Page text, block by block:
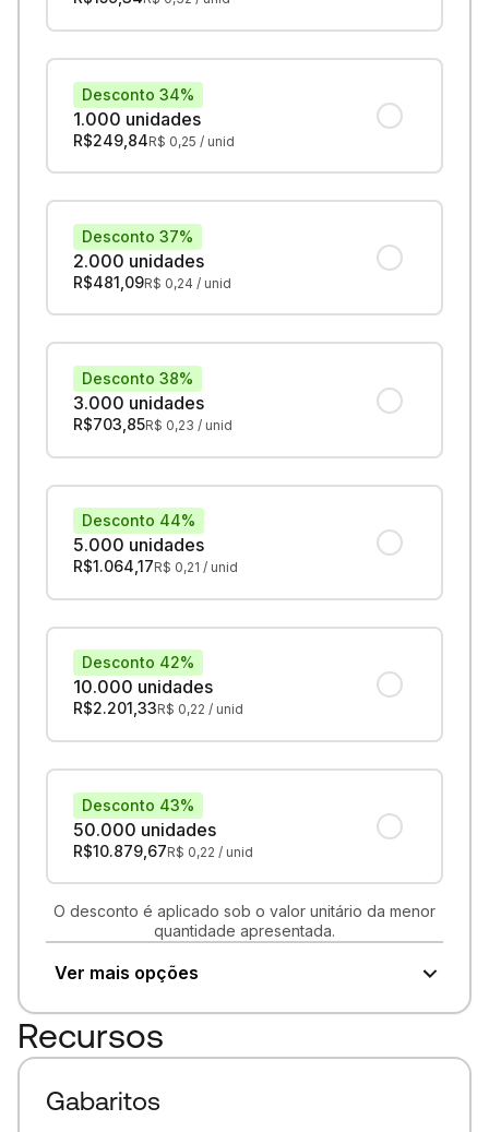
1.000 unidades
Desconto 34%
R$249,84R$ 0,25 / unid
2.000 unidades
Desconto 37%
R$481,09R$ 0,24 / unid
3.000 unidades
Desconto 38%
R$703,85R$ 0,23 / unid
5.000 unidades
Desconto 44%
R$1.064,17R$ 0,21 / unid
10.000 unidades
Desconto 42%
R$2.201,33R$ 0,22 / unid
50.000 unidades
Desconto 43%
R$10.879,67R$ 0,22 / unid
O desconto é aplicado sob o valor unitário da menor
quantidade apresentada.
Ver mais opções
Recursos
Gabaritos